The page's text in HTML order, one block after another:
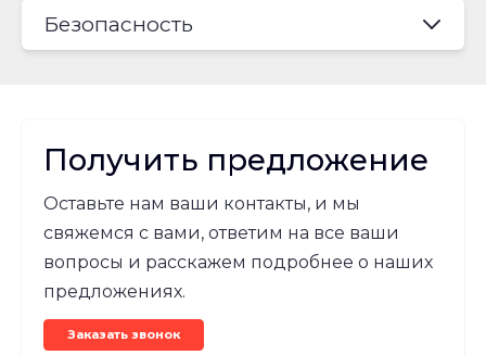
Безопасность
Получить предложение
Оставьте нам ваши контакты, и мы
свяжемся с вами, ответим на все ваши
вопросы и расскажем подробнее о наших
предложениях.
Заказать звонок